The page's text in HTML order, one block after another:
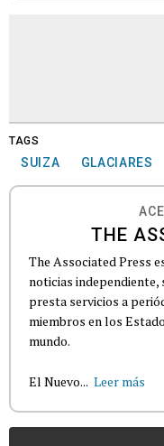
TAGS
SUIZA GLACIARES
THE
The Associated Press
noticias independiente,
presta servicios a
miembros en los
mundo.
El Nuevo... Leer más